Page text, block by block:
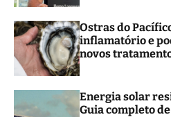
Ostras do
inflamatório e
novos
Energia solar
Guia completo